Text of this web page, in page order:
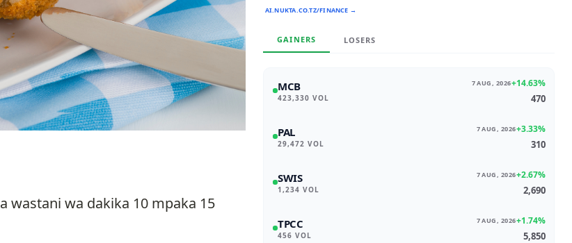
wastani wa dakika 10 mpaka 15
AI.NUKTA.CO.TZ/FINANCE →
GAINERS LOSERS
MCB
423,330 VOL
7 AUG, 2026+14.63%
470
PAL
29,472 VOL
7 AUG, 2026+3.33%
310
SWIS
1,234 VOL
7 AUG, 2026+2.67%
2,690
TPCC
456 VOL
7 AUG, 2026+1.74%
5,850